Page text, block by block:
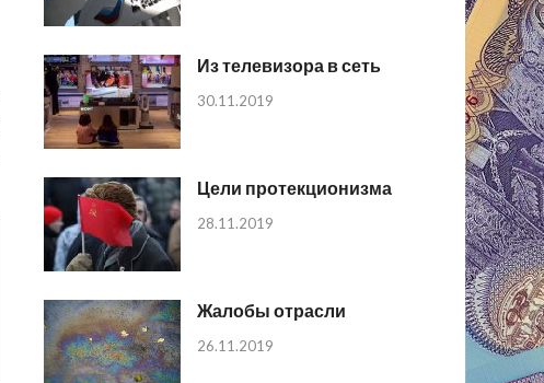
Из телевизора в сеть
30.11.2019
Цели протекционизма
28.11.2019
Жалобы отрасли
26.11.2019